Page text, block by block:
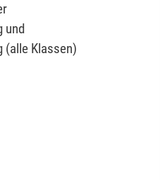
und
(alle Klassen)